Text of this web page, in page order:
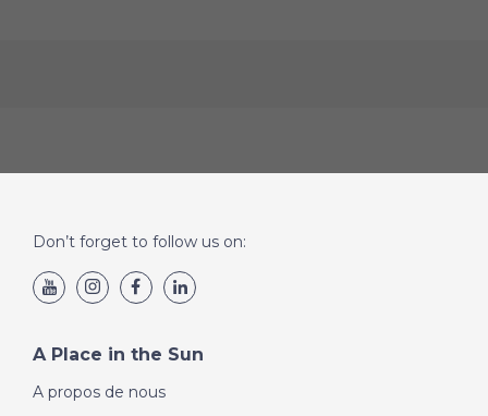
Don’t forget to follow us on:
A Place in the Sun
A propos de nous